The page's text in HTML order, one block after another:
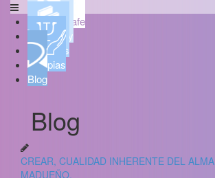
Psicoaljarafe
Quién soy
Servicios
Terapias
Blog
Blog
CREAR, CUALIDAD INHERENTE DEL
MADUEÑO.